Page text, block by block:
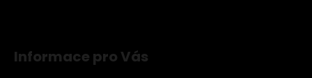
Informace pro Vás